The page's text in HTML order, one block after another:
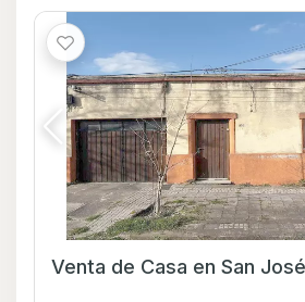
Venta de Casa en San